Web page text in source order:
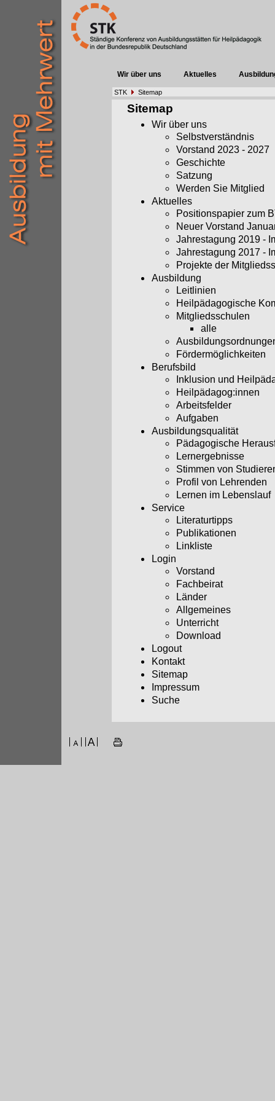
Wir über uns Aktuelles
STK Sitemap
Sitemap
Wir über uns
Selbstverständnis
Vorstand 2023 - 2027
Geschichte
Satzung
Werden Sie Mitglied
Aktuelles
Positionspapier zum
Neuer Vorstand
Jahrestagung 2019 -
Jahrestagung 2017 -
Projekte der
Ausbildung
Leitlinien
Heilpädagogische
Mitgliedsschulen
alle
Fördermöglichkeiten
Berufsbild
Inklusion und
Heilpädagog:innen
Arbeitsfelder
Aufgaben
Ausbildungsqualität
Pädagogische
Lernergebnisse
Stimmen von
Profil von Lehrenden
Lernen im Lebenslauf
Service
Literaturtipps
Publikationen
Linkliste
Login
Vorstand
Fachbeirat
Länder
Allgemeines
Unterricht
Download
Logout
Kontakt
Sitemap
Impressum
Suche